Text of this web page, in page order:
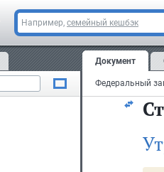
Например, семейный кешбэк
Документ